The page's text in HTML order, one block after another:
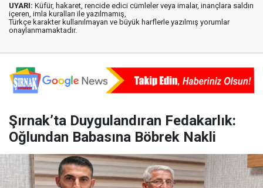
UYARI: Küfür, hakaret, rencide edici cümleler veya imalar, inançlara saldırı
içeren, imla kuralları ile yazılmamış,
Türkçe karakter kullanılmayan ve büyük harflerle yazılmış yorumlar
onaylanmamaktadır.
Şırnak’ta Duygulandıran Fedakarlık:
Oğlundan Babasına Böbrek Nakli